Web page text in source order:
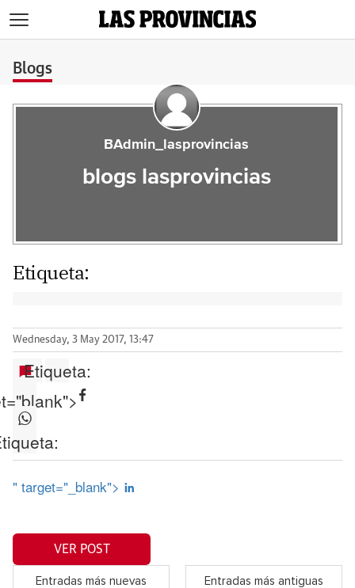
Blogs
BAdmin_lasprovincias
blogs lasprovincias
Etiqueta:
Wednesday, 3 May 2017, 13:47
Etiqueta:
" target="_blank">
VER POST
Entradas más nuevas Entradas más antiguas